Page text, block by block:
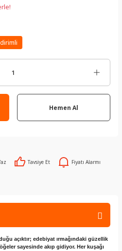
Hemen Al
Tavsiye Et Fiyatı Alarmı
açıktır; edebiyat ırmağındaki güzellik
sayesinde akıp gidiyor. Her kuşağı